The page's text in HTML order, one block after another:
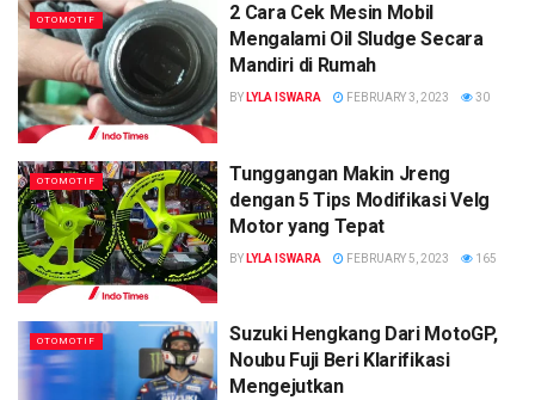
OTOMOTIF
2 Cara Cek Mesin Mobil
Mengalami Oil Sludge Secara
Mandiri di Rumah
BY LYLA ISWARA FEBRUARY 3, 2023 30
OTOMOTIF
Tunggangan Makin Jreng
dengan 5 Tips Modifikasi Velg
Motor yang Tepat
BY LYLA ISWARA FEBRUARY 5, 2023 165
OTOMOTIF
Suzuki Hengkang Dari MotoGP,
Noubu Fuji Beri Klarifikasi
Mengejutkan